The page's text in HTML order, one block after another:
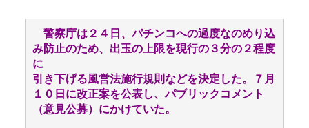
警察庁は２４日、パチンコへの過度なのめり込
み防止のため、出玉の上限を現行の３分の２程度
に
引き下げる風営法施行規則などを決定した。７月
１０日に改正案を公表し、パブリックコメント
（意見公募）にかけていた。